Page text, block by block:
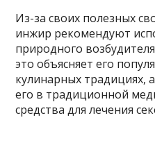
Из-за своих полезных
инжир рекомендуют
природного
это объясняет его
кулинарных традициях,
его в традиционной
средства для лечения